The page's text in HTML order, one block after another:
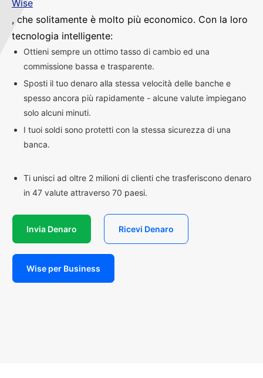
Wise
, che solitamente è molto più economico. Con la loro
tecnologia intelligente:
Ottieni sempre un ottimo tasso di cambio ed una
commissione bassa e trasparente.
Sposti il tuo denaro alla stessa velocità delle banche e
spesso ancora più rapidamente - alcune valute impiegano
solo alcuni minuti.
I tuoi soldi sono protetti con la stessa sicurezza di una
banca.
Ti unisci ad oltre 2 milioni di clienti che trasferiscono denaro
in 47 valute attraverso 70 paesi.
Invia Denaro Ricevi Denaro
Wise per Business